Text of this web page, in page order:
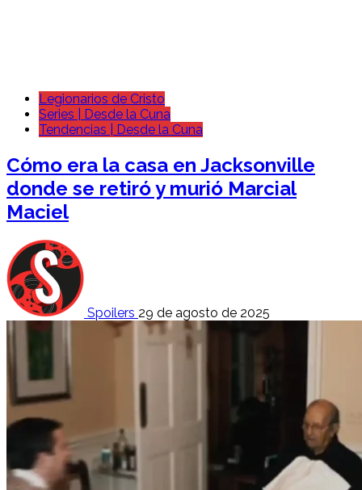
Legionarios de Cristo
Series | Desde la Cuna
Tendencias | Desde la Cuna
Cómo era la casa en Jacksonville
donde se retiró y murió Marcial
Maciel
Spoilers 29 de agosto de 2025